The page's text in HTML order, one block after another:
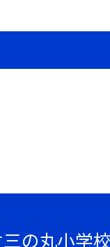
の丸小学校